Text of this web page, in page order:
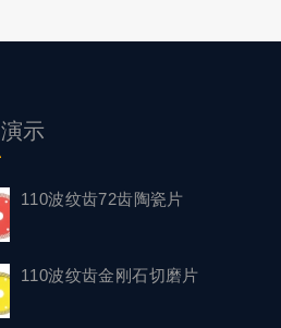
演示
110波纹齿72齿陶瓷片
110波纹齿金刚石切磨片